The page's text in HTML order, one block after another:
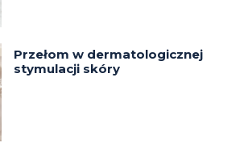
Przełom w dermatologicznej
stymulacji skóry